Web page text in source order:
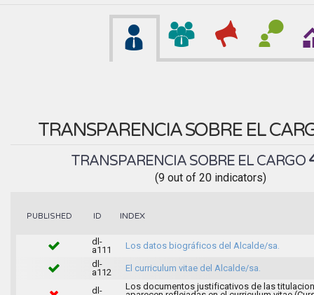
TRANSPARENCIA SOBRE EL
TRANSPARENCIA SOBRE EL CARGO
(9 out of 20 indicators)
PUBLISHED ID INDEX
dl-
a111
Los datos biográficos del Alcalde/sa.
dl-
a112
El curriculum vitae del Alcalde/sa.
dl-
Los documentos justificativos de las